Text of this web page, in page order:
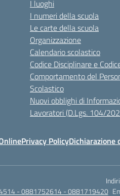
I luoghi
I numeri della scuola
Le carte della scuola
Organizzazione
Calendario scolastico
Codice Disciplinare e
Comportamento del
Scolastico
Nuovi obblighi di
Lavoratori (D.Lgs. 104/
Privacy PolicyDichiarazione
- 0881752614 - 0881719420